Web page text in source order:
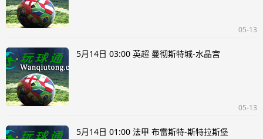
05-13
5月14日 03:00 英超 曼彻斯特城-水晶宫
05-13
5月14日 01:00 法甲 布雷斯特-斯特拉斯堡